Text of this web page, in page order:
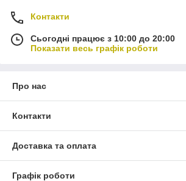
Контакти
Сьогодні працює з 10:00 до 20:00
Показати весь графік роботи
Про нас
Контакти
Доставка та оплата
Графік роботи